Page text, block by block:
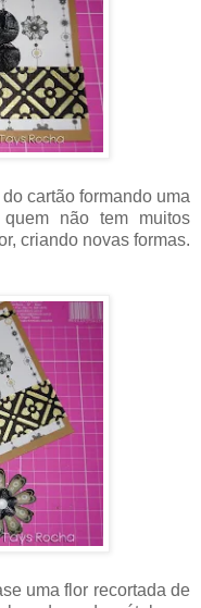
cartão formando uma
não tem muitos
criando novas formas.
uma flor recortada de